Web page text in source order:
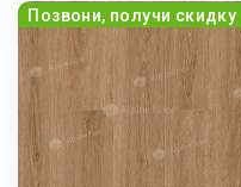
Позвони, получи скидку